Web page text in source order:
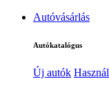
Autóvásárlás
Autókatalógus
Új autók